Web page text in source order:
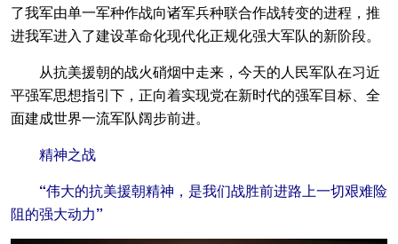
了我军由单一军种作战向诸军兵种联合作战转变的进程，推
进我军进入了建设革命化现代化正规化强大军队的新阶段。
从抗美援朝的战火硝烟中走来，今天的人民军队在习近
平强军思想指引下，正向着实现党在新时代的强军目标、全
面建成世界一流军队阔步前进。
精神之战
“伟大的抗美援朝精神，是我们战胜前进路上一切艰难险
阻的强大动力”